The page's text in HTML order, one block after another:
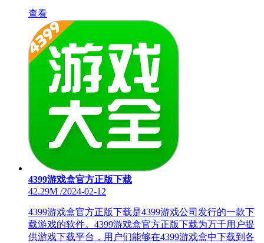
查看
4399游戏盒官方正版下载
42.29M /2024-02-12
4399游戏盒官方正版下载是4399游戏公司发行的一款下
载游戏的软件。4399游戏盒官方正版下载为万千用户提
供游戏下载平台，用户们能够在4399游戏盒中下载到各